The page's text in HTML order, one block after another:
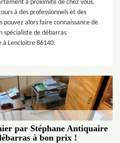
à proximité de chez vous.
à des professionnels et des
pouvez alors faire connaissance de
spécialiste de débarras
à Lencloitre 86140.
par Stéphane Antiquaire
à bon prix !